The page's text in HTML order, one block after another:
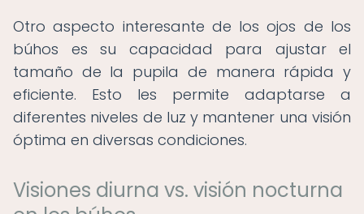
Otro aspecto interesante de los ojos de los
búhos es su capacidad para ajustar el
tamaño de la pupila de manera rápida y
eficiente. Esto les permite adaptarse a
diferentes niveles de luz y mantener una visión
óptima en diversas condiciones.
Visiones diurna vs. visión nocturna